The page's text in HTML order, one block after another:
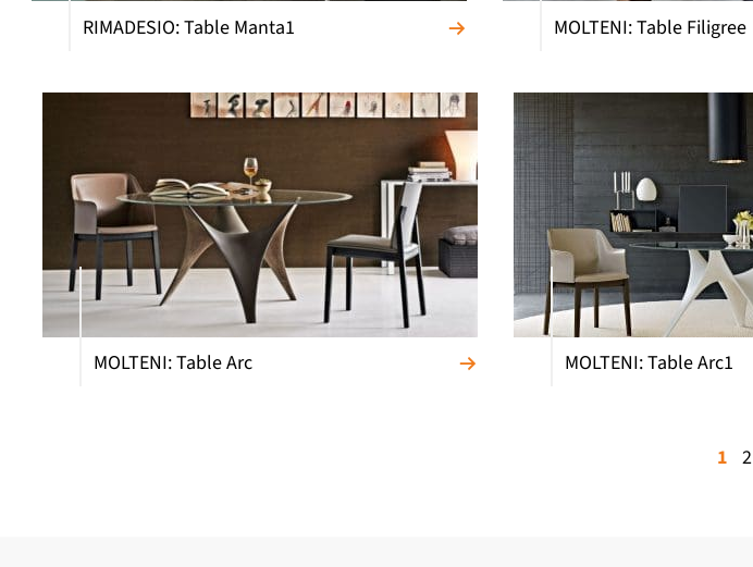
RIMADESIO: Table Manta1 MOLTENI: Table Filigree
MOLTENI: Table Arc MOLTENI: Table Arc1
1 2